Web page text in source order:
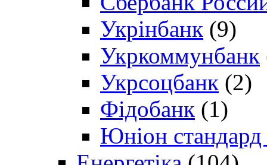
Укрінбанк (9)
Укркоммунбанк
Укрсоцбанк (2)
Фідобанк (1)
Юніон стандард